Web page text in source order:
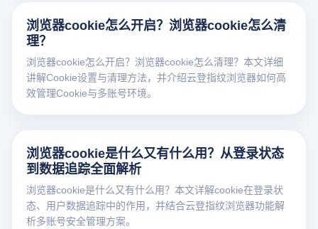
浏览器cookie怎么开启？浏览器cookie怎么清
理？
浏览器cookie怎么开启？浏览器cookie怎么清理？本文详细
讲解Cookie设置与清理方法，并介绍云登指纹浏览器如何高
效管理Cookie与多账号环境。
浏览器cookie是什么又有什么用？从登录状态
到数据追踪全面解析
浏览器cookie是什么又有什么用？本文详解cookie在登录状
态、用户数据追踪中的作用，并结合云登指纹浏览器功能解
析多账号安全管理方案。